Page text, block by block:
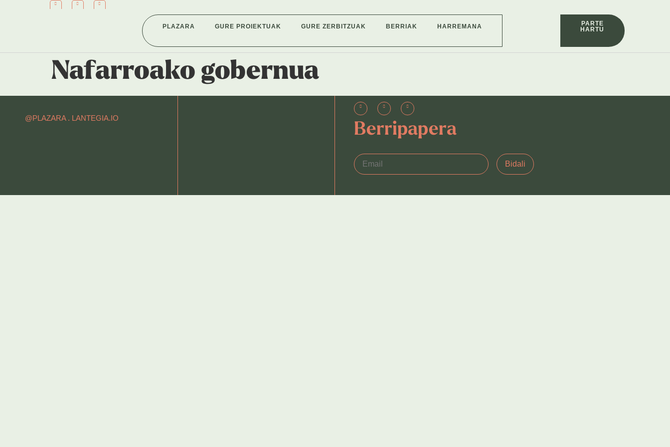
PLAZARA GURE PROIEKTUAK GURE ZERBITZUAK BERRIAK HARREMANA
PARTE
HARTU
Nafarroako gobernua
@PLAZARA . LANTEGIA.IO
Berripapera